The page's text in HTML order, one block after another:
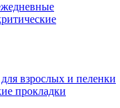
взрослых и пеленки
прокладки